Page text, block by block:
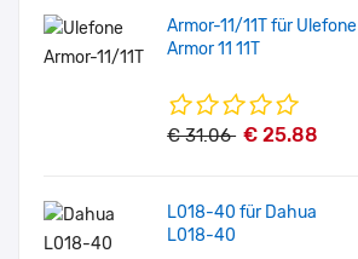
Armor-11/11T für Ulefone
Armor 11 11T
€ 31.06 € 25.88
L018-40 für Dahua
L018-40